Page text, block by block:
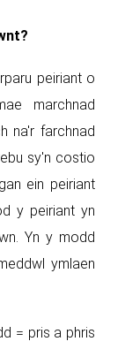
peiriant o
marchnad
na'r farchnad
sy'n costio
ein peiriant
y peiriant yn
Yn y modd
ymlaen
= pris a phris